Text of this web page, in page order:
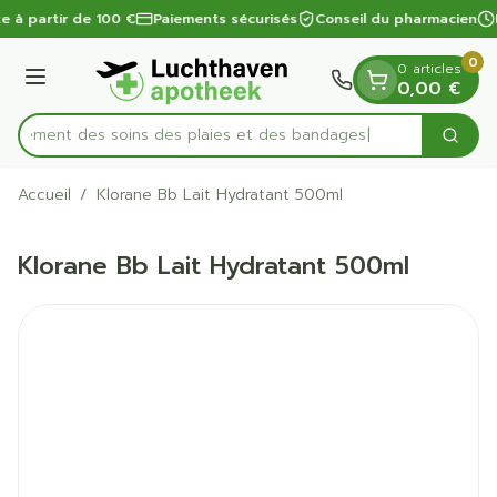
Aller au contenu
1 de 1
à partir de 100 € Paiements sécurisés Conseil du pharmacien
Menu
Rechercherdes soins des plaies et des bandages
0 articles
0,00 €
0
Accueil / Klorane Bb Lait Hydratant 500ml
Klorane Bb Lait Hydratant 500ml